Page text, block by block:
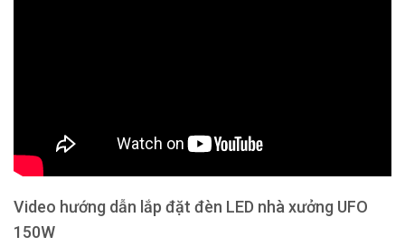
Video hướng dẫn lắp đặt đèn LED nhà xưởng UFO
150W